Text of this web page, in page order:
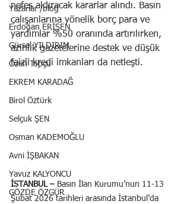
Yazarlar /blog
Erdoğan ERİŞEN
Gürsel YILDIRIM
Özen Topçu
EKREM KARADAĞ
Birol Öztürk
Selçuk ŞEN
Osman KADEMOĞLU
Avni İŞBAKAN
Yavuz KALYONCU
GÖZDE ÖZGÜR
nefes aldıracak kararlar alındı. Basın
çalışanlarına yönelik borç para ve
yardımlar %50 oranında artırılırken,
azınlık gazetelerine destek ve düşük
faizli kredi imkanları da netleşti.
İSTANBUL – Basın İlan Kurumu’nun 11-13
Şubat 2026 tarihleri arasında İstanbul’da